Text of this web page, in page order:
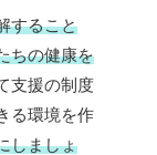
すること
ちの健康を
支援の制度
る環境を作
しましょ